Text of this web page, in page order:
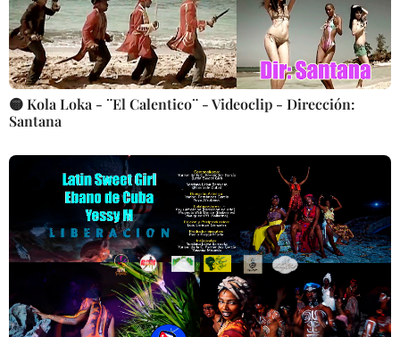
🟡 Kola Loka - ¨El Calentico¨ - Videoclip - Dirección:
Santana